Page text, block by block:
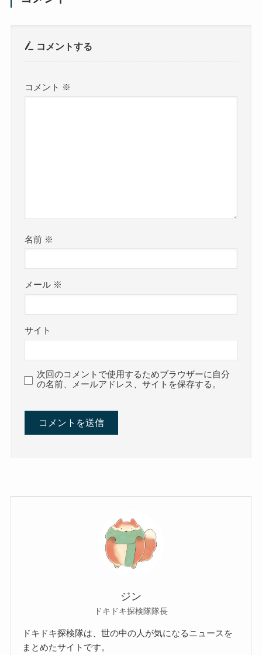
コメントする
コメント ※
名前 ※
メール ※
サイト
次回のコメントで使用するためブラウザーに自分
の名前、メールアドレス、サイトを保存する。
ジン
ドキドキ探検隊隊長
ドキドキ探検隊は、世の中の人が気になるニュースを
まとめたサイトです。